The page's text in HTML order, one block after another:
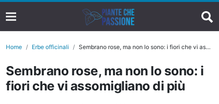
Home Erbe officinali Sembrano rose, ma non lo sono: i fiori che vi assomigliano di più
Sembrano rose, ma non lo sono: i
fiori che vi assomigliano di più